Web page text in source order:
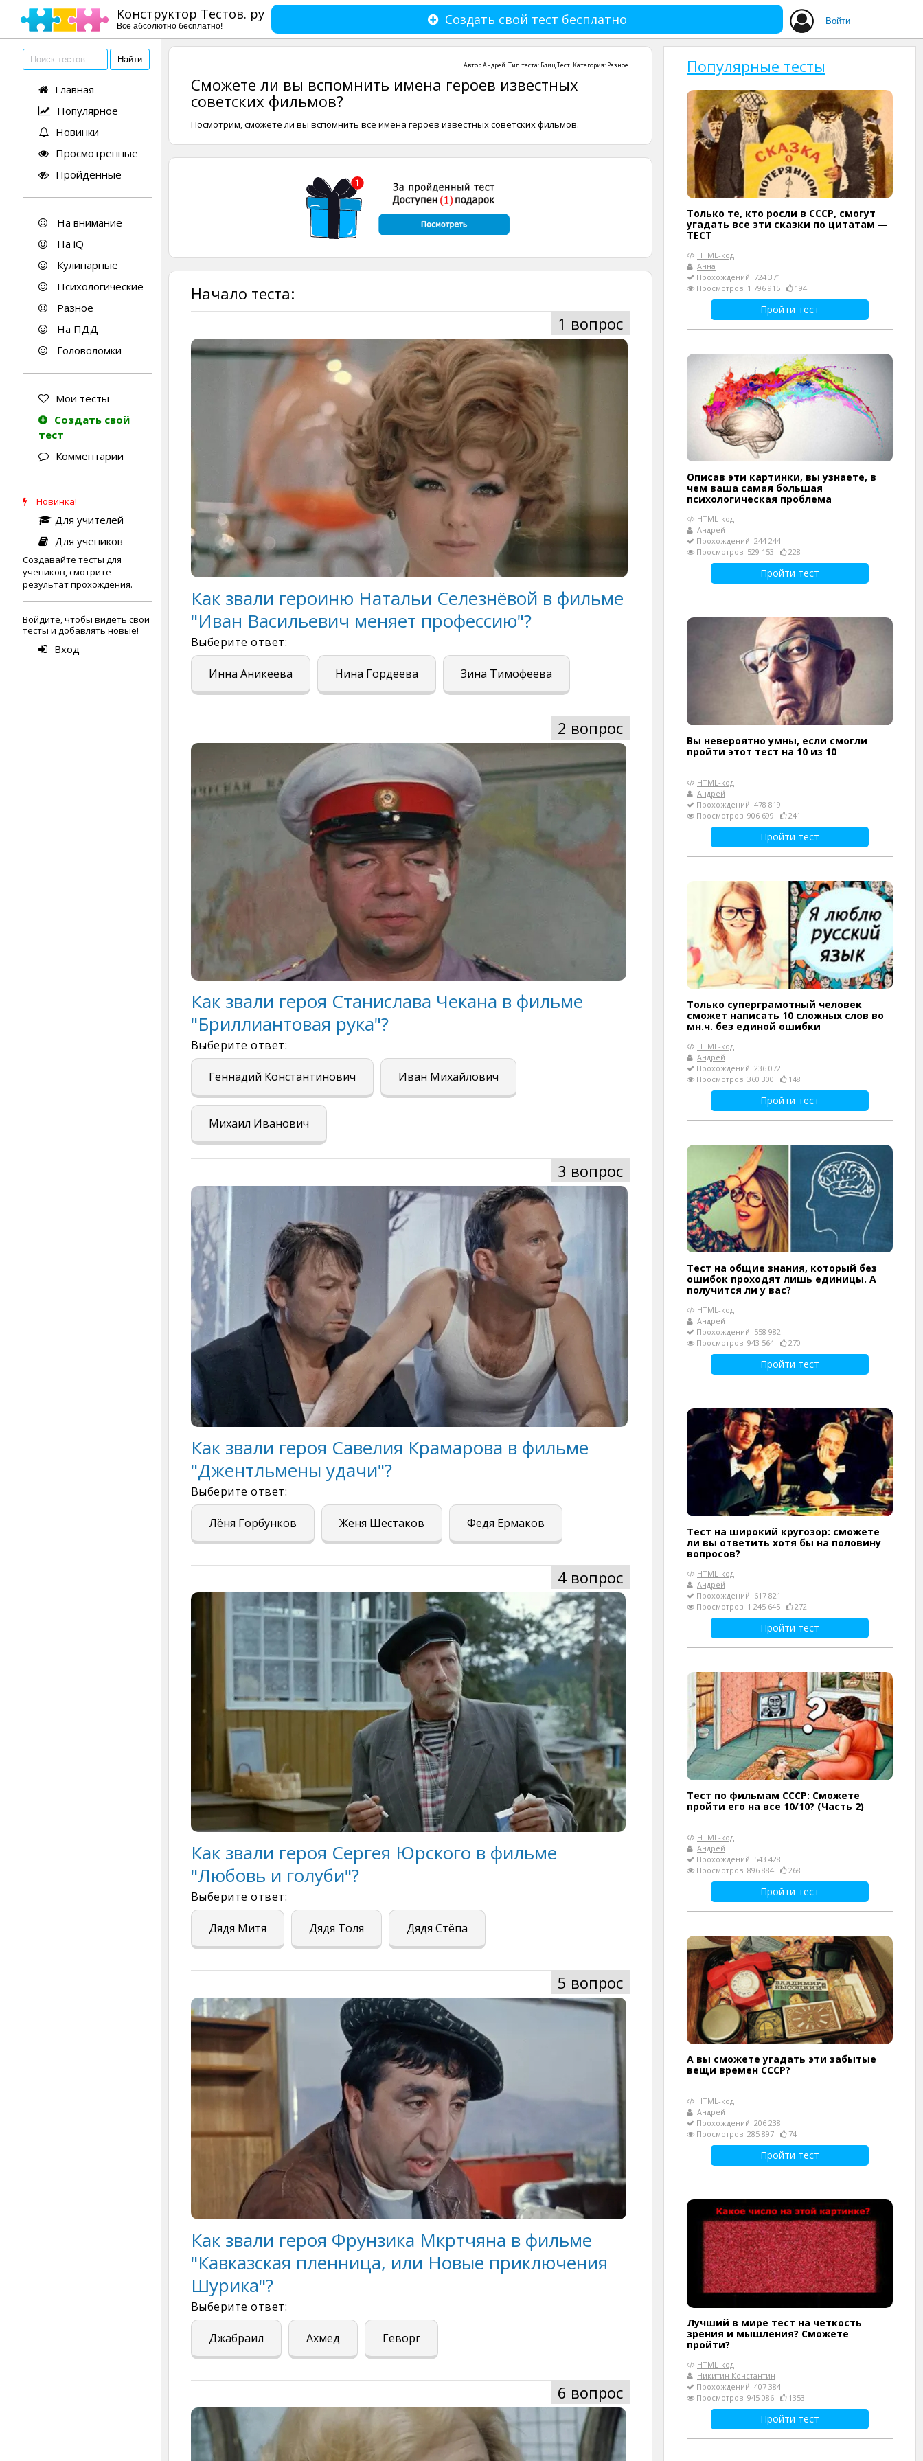
Конструктор Тестов. ру
Все абсолютно бесплатно! Войти
Создать свой тест бесплатно
Главная
Популярное
Новинки
Просмотренные
Пройденные
На внимание
На iQ
Кулинарные
Психологические
Разное
На ПДД
Головоломки
Мои тесты
Создать свой
тест
Комментарии
Новинка!
Для учителей
Для учеников
Создавайте тесты для
учеников, смотрите
результат прохождения.
Войдите, чтобы видеть свои
тесты и добавлять новые!
Вход
АвторАндрей. Тип теста: Блиц Тест. Категория: Разное.
Сможете ли вы вспомнить имена героев известных
советских фильмов?
Посмотрим, сможете ли вы вспомнить все имена героев известных советских фильмов.
Начало теста:
1 вопрос
Как звали героиню Натальи Селезнёвой в фильме
"Иван Васильевич меняет профессию"?
Выберите ответ:
Инна Аникеева Нина Гордеева Зина Тимофеева
2 вопрос
Как звали героя Станислава Чекана в фильме
"Бриллиантовая рука"?
Выберите ответ:
Геннадий Константинович Иван Михайлович
Михаил Иванович
3 вопрос
Как звали героя Савелия Крамарова в фильме
"Джентльмены удачи"?
Выберите ответ:
Лёня Горбунков Женя Шестаков Федя Ермаков
4 вопрос
Как звали героя Сергея Юрского в фильме
"Любовь и голуби"?
Выберите ответ:
Дядя Митя Дядя Толя Дядя Стёпа
5 вопрос
Как звали героя Фрунзика Мкртчяна в фильме
"Кавказская пленница, или Новые приключения
Шурика"?
Выберите ответ:
Джабраил Ахмед Геворг
6 вопрос
Популярные тесты
Только те, кто росли в СССР, смогут
угадать все эти сказки по цитатам —
ТЕСТ
HTML-код
Анна
Прохождений: 724 371
Просмотров: 1 796 915
194
Пройти тест
Описав эти картинки, вы узнаете, в
чем ваша самая большая
психологическая проблема
HTML-код
Андрей
Прохождений: 244 244
Просмотров: 529 153
228
Пройти тест
Вы невероятно умны, если смогли
пройти этот тест на 10 из 10
HTML-код
Андрей
Прохождений: 478 819
Просмотров: 906 699
241
Пройти тест
Только суперграмотный человек
сможет написать 10 сложных слов во
мн.ч. без единой ошибки
HTML-код
Андрей
Прохождений: 236 072
Просмотров: 360 300
148
Пройти тест
Тест на общие знания, который без
ошибок проходят лишь единицы. А
получится ли у вас?
HTML-код
Андрей
Прохождений: 558 982
Просмотров: 943 564
270
Пройти тест
Тест на широкий кругозор: сможете
ли вы ответить хотя бы на половину
вопросов?
HTML-код
Андрей
Прохождений: 617 821
Просмотров: 1 245 645
272
Пройти тест
Тест по фильмам СССР: Сможете
пройти его на все 10/10? (Часть 2)
HTML-код
Андрей
Прохождений: 543 428
Просмотров: 896 884
268
Пройти тест
А вы сможете угадать эти забытые
вещи времен СССР?
HTML-код
Андрей
Прохождений: 206 238
Просмотров: 285 897
74
Пройти тест
Лучший в мире тест на четкость
зрения и мышления? Сможете
пройти?
HTML-код
Никитин Константин
Прохождений: 407 384
Просмотров: 945 086
1353
Пройти тест